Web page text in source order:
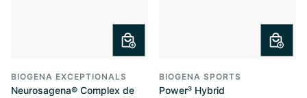
BIOGENA EXCEPTIONALS
Neurosagena® Complex de
BIOGENA SPORTS
Power³ Hybrid